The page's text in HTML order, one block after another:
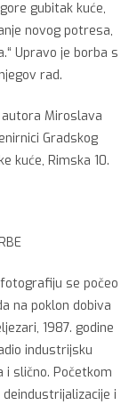
gubitak kuće,
novog potresa,
Upravo je borba s
rad.
autora Miroslava
Gradskog
kuće, Rimska 10.
se počeo
na poklon dobiva
1987. godine
industrijsku
slično. Početkom
i